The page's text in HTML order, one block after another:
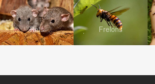
Rats Frelons